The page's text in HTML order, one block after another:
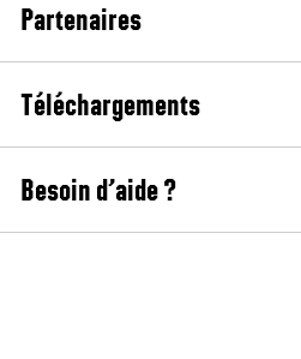
Partenaires
Téléchargements
Besoin d’aide ?